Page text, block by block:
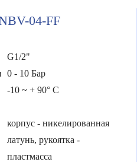
04-FF
G1/2"
0 - 10 Бар
-10 ~ + 90° C
корпус - никелированная
латунь, рукоятка -
пластмасса